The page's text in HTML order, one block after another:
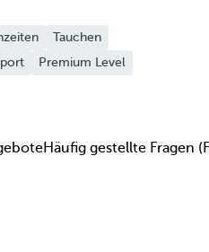
Tauchen
Premium Level
Häufig gestellte Fragen